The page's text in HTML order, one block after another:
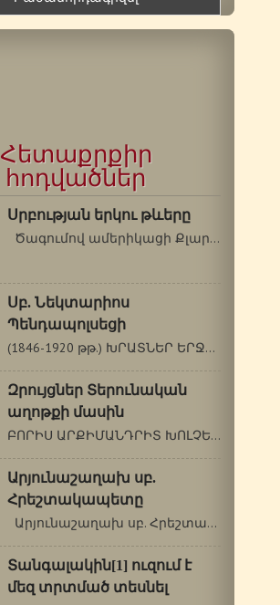
Հետաքրքիր
հոդվածներ
Սրբության երկու թևերը
Ծագումով ամերիկացի Քլարա Թելենը…
Սբ. Նեկտարիոս
Պենդապոլսեցի
(1846-1920 թթ.) ԽՐԱՏՆԵՐ ԵՐՋԱՆԿՈՒԹՅԱՆ ՃԱՆԱՊԱՐՀԸ…
Զրույցներ Տերունական
աղոթքի մասին
ԲՈՐԻՍ ԱՐՔԻՄԱՆԴՐԻՏ ԽՈԼՉԵՎ (1895-1971) ԱՂՈԹՔԻ…
Արյունաշաղախ սբ.
Հրեշտակապետը
Արյունաշաղախ սբ. Հրեշտակապետը …
Տանգալակին[1] ուզում է
մեզ տրտմած տեսնել